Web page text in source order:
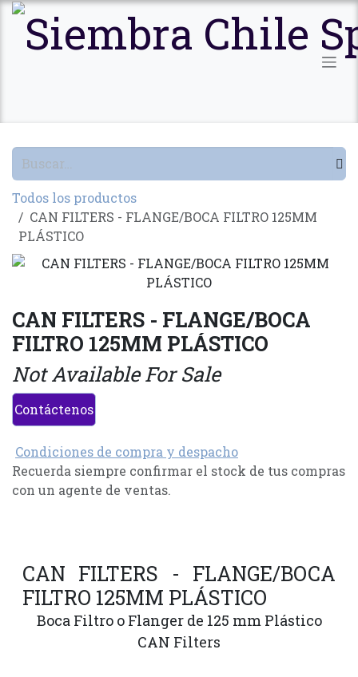
Ir al contenido
Todos los productos
CAN FILTERS - FLANGE/BOCA FILTRO 125MM
PLÁSTICO
CAN FILTERS - FLANGE/BOCA
FILTRO 125MM PLÁSTICO
Not Available For Sale
Contáctenos
Condiciones de compra y despacho
Recuerda siempre confirmar el stock de tus compras
con un agente de ventas.
CAN FILTERS - FLANGE/BOCA
FILTRO 125MM PLÁSTICO
Boca Filtro o Flanger de 125 mm Plástico
CAN Filters